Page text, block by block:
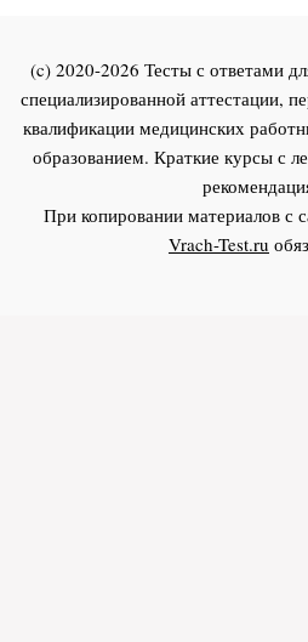
(c) 2020-2026 Тесты с ответами
специализированной аттестации,
квалификации медицинских
образованием. Краткие курсы с
При копировании материалов с
Vrach-Test.ru